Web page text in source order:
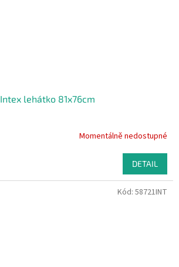
Intex lehátko 81x76cm
Momentálně nedostupné
DETAIL
Kód: 58721INT